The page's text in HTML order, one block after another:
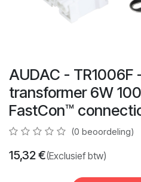
AUDAC - TR1006F
transformer 6W
FastCon™
(0 beoordeling)
15,32€(Exclusief btw)